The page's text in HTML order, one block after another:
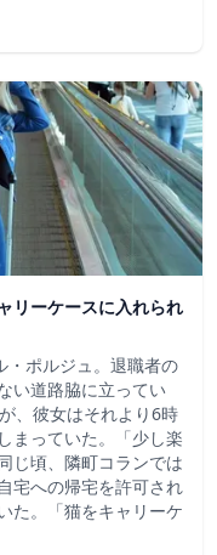
リーケースに入れられ
・ポルジュ。退職者の
い道路脇に立ってい
、彼女はそれより6時
まっていた。「少し楽
じ頃、隣町コランでは
宅への帰宅を許可され
た。「猫をキャリーケ